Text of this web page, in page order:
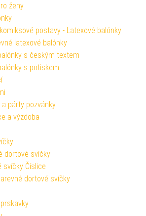
ženy
postavy - Latexové balónky
latexové balónky
s českým textem
s potiskem
a párty pozvánky
a výzdoba
dortové svíčky
svíčky Číslice
dortové svíčky